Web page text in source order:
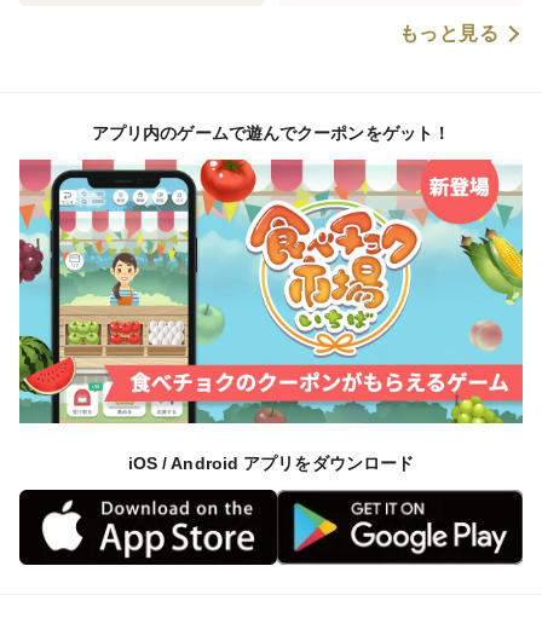
もっと見る
アプリ内のゲームで遊んでクーポンをゲット！
iOS / Android アプリをダウンロード